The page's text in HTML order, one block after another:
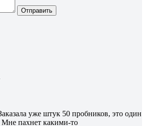
Отправить
уже штук 50 пробников, это один
пахнет какими-то